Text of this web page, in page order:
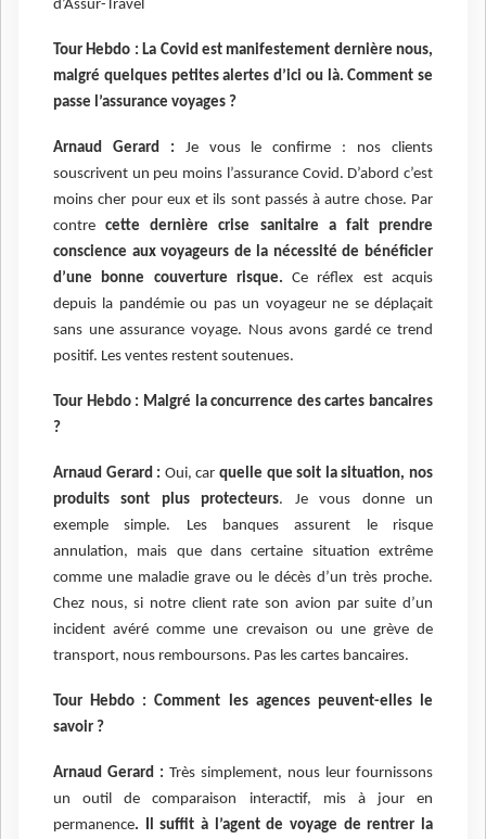
d’Assur-Travel
Tour Hebdo : La Covid est manifestement dernière nous,
malgré quelques petites alertes d’ici ou là. Comment se
passe l’assurance voyages ?
Arnaud Gerard : Je vous le confirme : nos clients
souscrivent un peu moins l’assurance Covid. D’abord c’est
moins cher pour eux et ils sont passés à autre chose. Par
contrecette dernière crise sanitaire a fait prendre
conscience aux voyageurs de la nécessité de bénéficier
d’une bonne couverture risque. Ce réflex est acquis
depuis la pandémie ou pas un voyageur ne se déplaçait
sans une assurance voyage. Nous avons gardé ce trend
positif. Les ventes restent soutenues.
Tour Hebdo : Malgré la concurrence des cartes bancaires
?
Arnaud Gerard : Oui, carquelle que soit la situation, nos
produits sont plus protecteurs. Je vous donne un
exemple simple. Les banques assurent le risque
annulation, mais que dans certaine situation extrême
comme une maladie grave ou le décès d’un très proche.
Chez nous, si notre client rate son avion par suite d’un
incident avéré comme une crevaison ou une grève de
transport, nous remboursons. Pas les cartes bancaires.
Tour Hebdo : Comment les agences peuvent-elles le
savoir ?
Arnaud Gerard : Très simplement, nous leur fournissons
un outil de comparaison interactif, mis à jour en
permanence. Il suffit à l’agent de voyage de rentrer la